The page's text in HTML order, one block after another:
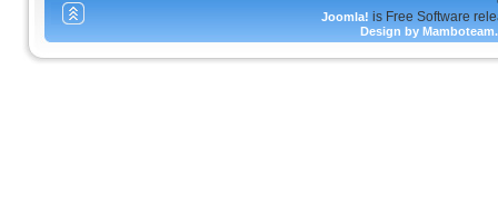
Joomla! is Free Software
Design by